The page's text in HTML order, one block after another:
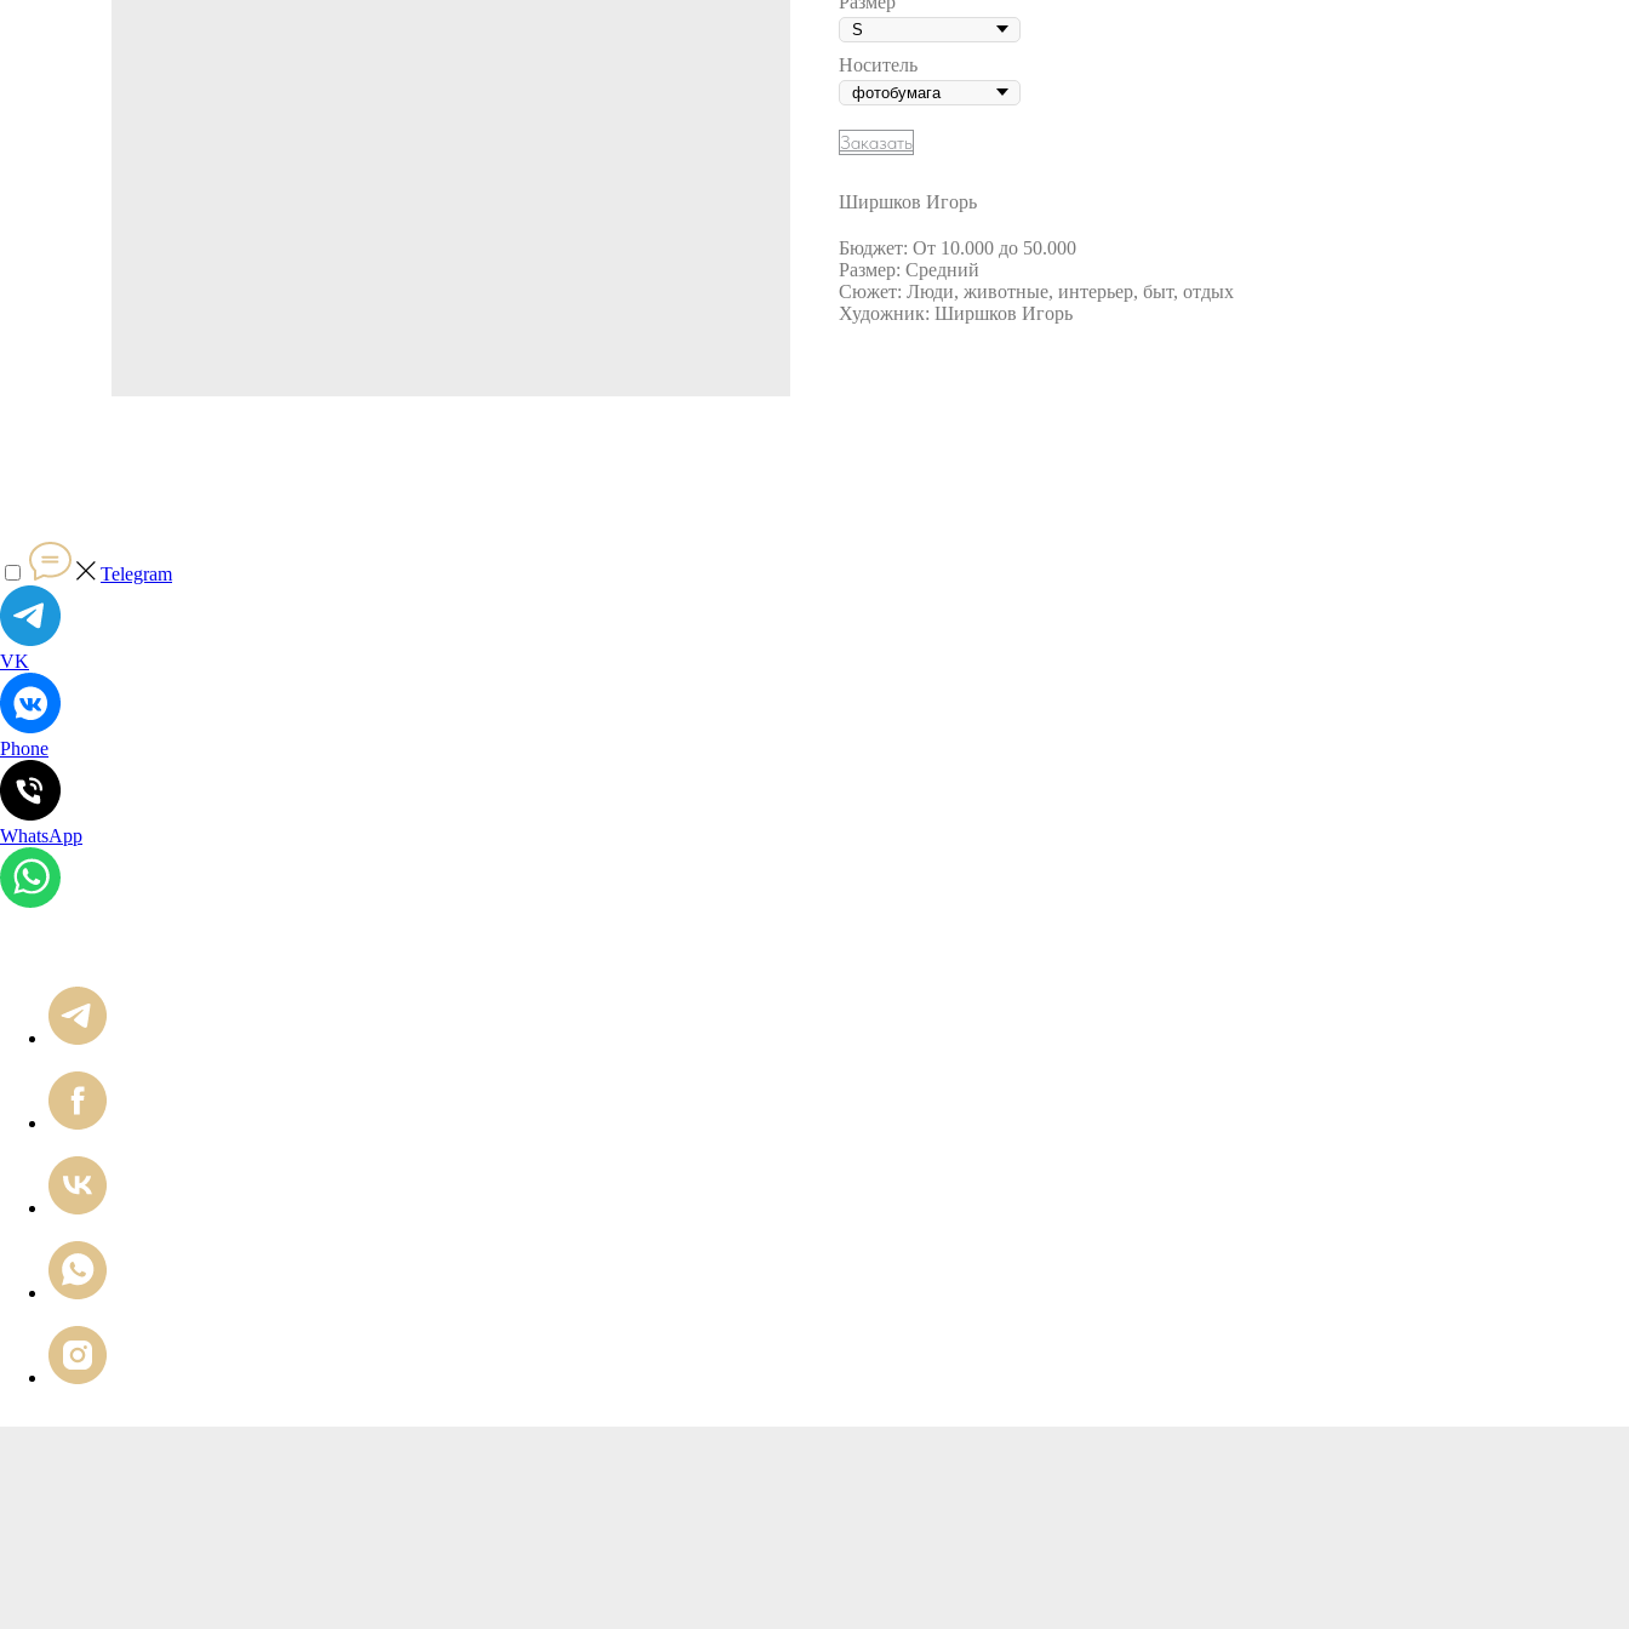
Носитель
Заказать
Ширшков Игорь
Бюджет: От 10.000 до 50.000
Размер: Средний
Сюжет: Люди, животные, интерьер, быт, отдых
Художник: Ширшков Игорь
Telegram
VK
Phone
WhatsApp